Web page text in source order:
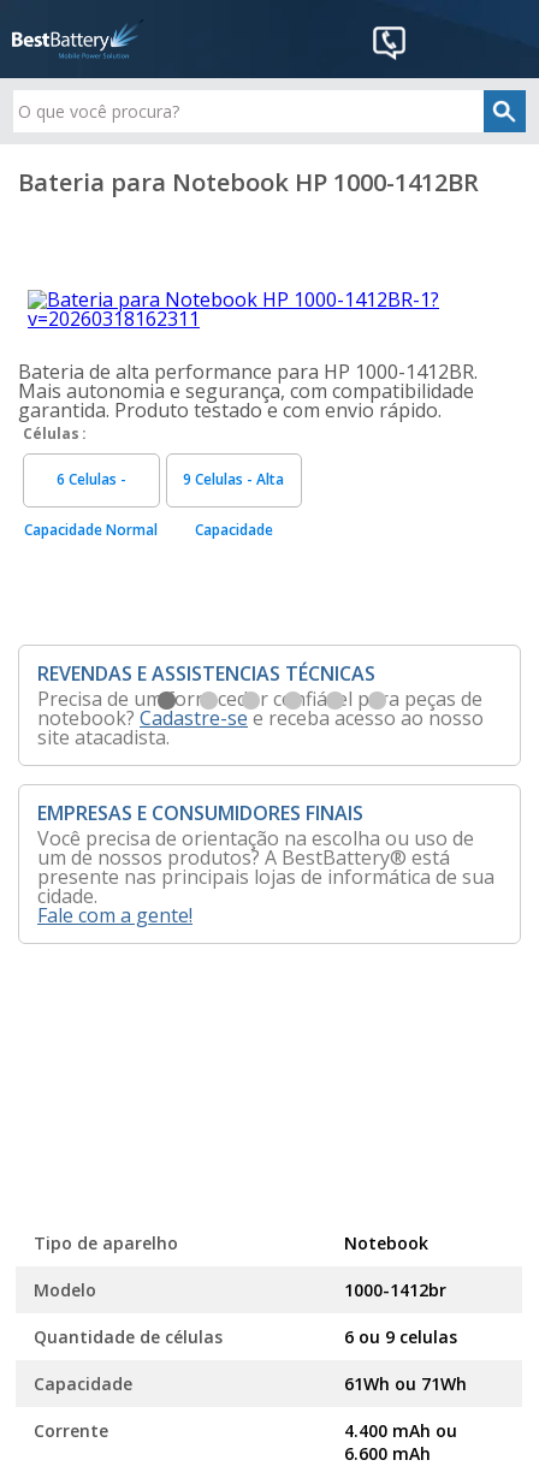
Bateria para Notebook HP 1000-1412BR
Bateria de alta performance para HP 1000-1412BR.
Mais autonomia e segurança, com compatibilidade
garantida. Produto testado e com envio rápido.
Células
6 Celulas -
Capacidade Normal
9 Celulas - Alta
Capacidade
REVENDAS E ASSISTENCIAS TÉCNICAS
Precisa de um fornecedor confiável para peças de
notebook? Cadastre-see receba acesso ao nosso
site atacadista.
EMPRESAS E CONSUMIDORES FINAIS
Você precisa de orientação na escolha ou uso de
um de nossos produtos? A BestBattery® está
presente nas principais lojas de informática de sua
cidade.
Fale com a gente!
Tipo de aparelho Notebook
Modelo 1000-1412br
Quantidade de células 6 ou 9 celulas
Capacidade 61Wh ou 71Wh
Corrente
4.400 mAh ou
6.600 mAh